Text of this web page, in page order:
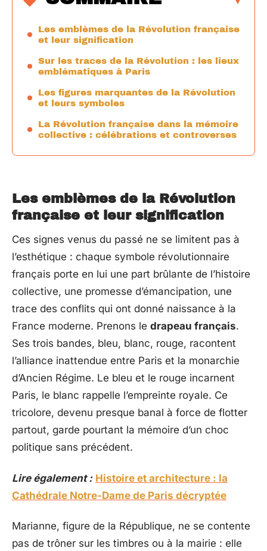
Les emblèmes de la Révolution française
et leur signification
Sur les traces de la Révolution : les lieux
emblématiques à Paris
Les figures marquantes de la Révolution
et leurs symboles
La Révolution française dans la mémoire
collective : célébrations et controverses
Les emblèmes de la Révolution
française et leur signification
Ces signes venus du passé ne se limitent pas à
l’esthétique : chaque symbole révolutionnaire
français porte en lui une part brûlante de l’histoire
collective, une promesse d’émancipation, une
trace des conflits qui ont donné naissance à la
France moderne. Prenons le drapeau français.
Ses trois bandes, bleu, blanc, rouge, racontent
l’alliance inattendue entre Paris et la monarchie
d’Ancien Régime. Le bleu et le rouge incarnent
Paris, le blanc rappelle l’empreinte royale. Ce
tricolore, devenu presque banal à force de flotter
partout, garde pourtant la mémoire d’un choc
politique sans précédent.
Lire également : Histoire et architecture : la
Cathédrale Notre-Dame de Paris décryptée
Marianne, figure de la République, ne se contente
pas de trôner sur les timbres ou à la mairie : elle